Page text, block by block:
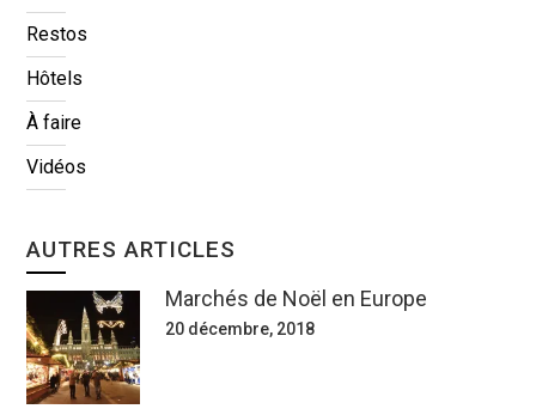
Restos
Hôtels
À faire
Vidéos
AUTRES ARTICLES
Marchés de Noël en Europe
20 décembre, 2018